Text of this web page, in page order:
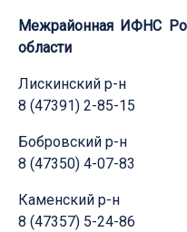
Межрайонная ИФНС
области
Лискинский р-н
8 (47391) 2-85-15
Бобровский р-н
8 (47350) 4-07-83
Каменский р-н
8 (47357) 5-24-86